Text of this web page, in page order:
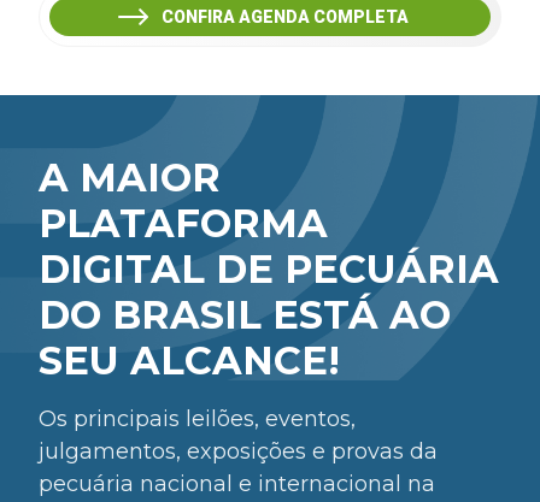
CONFIRA AGENDA COMPLETA
A MAIOR
PLATAFORMA
DIGITAL DE PECUÁRIA
DO BRASIL ESTÁ AO
SEU ALCANCE!
Os principais leilões, eventos,
julgamentos, exposições e provas da
pecuária nacional e internacional na